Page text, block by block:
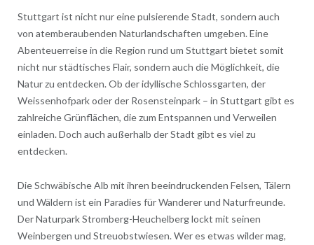
Stuttgart ist nicht nur eine pulsierende Stadt, sondern auch
von atemberaubenden Naturlandschaften umgeben. Eine
Abenteuerreise in die Region rund um Stuttgart bietet somit
nicht nur städtisches Flair, sondern auch die Möglichkeit, die
Natur zu entdecken. Ob der idyllische Schlossgarten, der
Weissenhofpark oder der Rosensteinpark – in Stuttgart gibt es
zahlreiche Grünflächen, die zum Entspannen und Verweilen
einladen. Doch auch außerhalb der Stadt gibt es viel zu
entdecken.
Die Schwäbische Alb mit ihren beeindruckenden Felsen, Tälern
und Wäldern ist ein Paradies für Wanderer und Naturfreunde.
Der Naturpark Stromberg-Heuchelberg lockt mit seinen
Weinbergen und Streuobstwiesen. Wer es etwas wilder mag,